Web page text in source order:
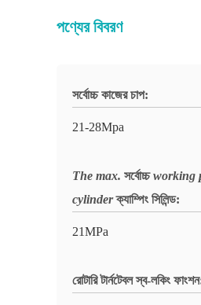
পণ্যের বিবরণ
সর্বোচ্চ কাজের চাপ:
21-28Mpa
The max. সর্বোচ্চ working
cylinder ক্যাম্পিং সিলিন্ড:
21MPa
রোটারি টার্নটেবল স্ব-লকিং